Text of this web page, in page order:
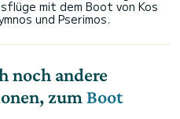
mit dem Boot von Kos
und Pserimos.
noch andere
zum Boot